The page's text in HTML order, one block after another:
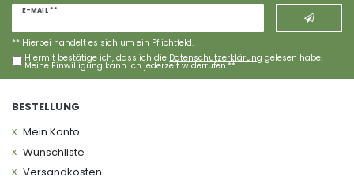
E-MAIL **
Newsletter
Hiermit bestätige ich, dass ich die Daten­schutz­erklärung gelesen habe.
Meine Einwilligung kann ich jederzeit widerrufen.**
** Hierbei handelt es sich um ein Pflichtfeld.
BESTELLUNG
Mein Konto
Wunschliste
Versandkosten